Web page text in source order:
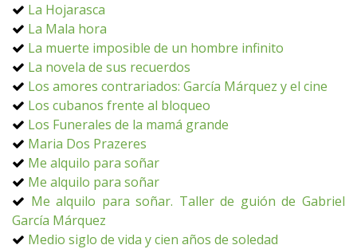
La Hojarasca
La Mala hora
La muerte imposible de un hombre infinito
La novela de sus recuerdos
Los amores contrariados: García Márquez y el cine
Los cubanos frente al bloqueo
Los Funerales de la mamá grande
Maria Dos Prazeres
Me alquilo para soñar
Me alquilo para soñar
Me alquilo para soñar. Taller de guión de Gabriel
García Márquez
Medio siglo de vida y cien años de soledad